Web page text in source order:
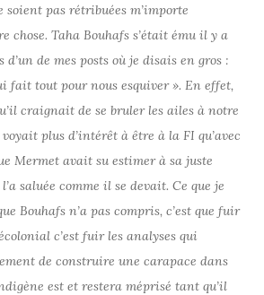
pas rétribuées m’importe
chose. Taha Bouhafs s’était ému il y a
d’un de mes posts où je disais en gros :
fait tout pour nous esquiver ». En effet,
craignait de se bruler les ailes à notre
plus d’intérêt à être à la FI qu’avec
Mermet avait su estimer à sa juste
saluée comme il se devait. Ce que je
Bouhafs n’a pas compris, c’est que fuir
c’est fuir les analyses qui
de construire une carapace dans
est et restera méprisé tant qu’il